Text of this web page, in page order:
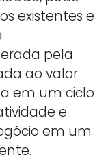
existentes e
pela
ao valor
em um ciclo
e
em um